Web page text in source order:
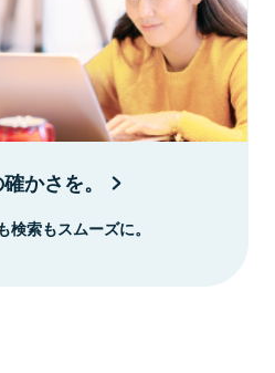
かさを。
索もスムーズに。